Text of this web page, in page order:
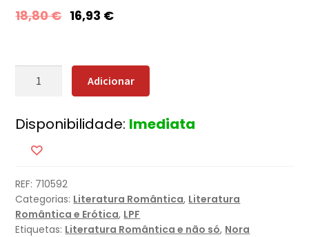
18,80€ 16,93 €
Quantidade
do
Amor
[Nova
Edição]
Adicionar
Disponibilidade: Imediata
REF: 710592
Categorias: Literatura Romântica, Literatura
Romântica e Erótica, LPF
Etiquetas: Literatura Romântica e não só, Nora